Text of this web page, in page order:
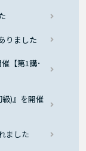
りました
【第1講･
)』を開催
ました